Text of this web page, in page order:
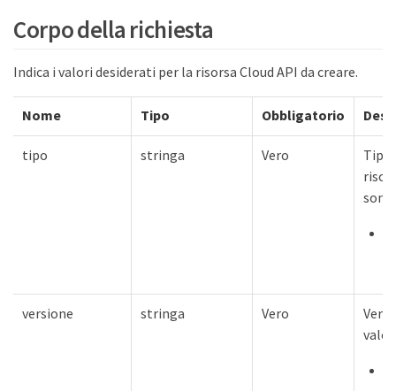
Corpo della richiesta
Indica i valori desiderati per la risorsa Cloud API da creare.
Nome Tipo Obbligatorio
tipo stringa Vero
Tipo
sono:
versione stringa Vero